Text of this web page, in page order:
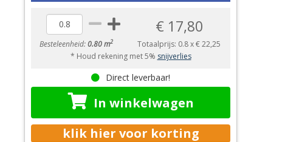
Besteleenheid:0.80 m2
€ 17,80
Totaalprijs: 0.8x€ 22,25
* Houd rekening met 5% snijverlies
Direct leverbaar!
In winkelwagen
klik hier voor korting